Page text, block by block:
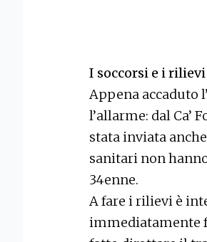
I soccorsi e i rilievi
Appena
l’allarme: dal Ca’
stata inviata
sanitari non
34enne.
A fare i rilievi è
immediatamente